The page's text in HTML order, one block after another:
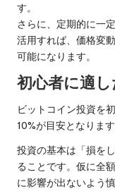
す。
さらに、定期的に一
活用すれば、価格変
可能になります。
初心者に適
ビットコイン投資を
10%が目安となります
投資の基本は「損を
ることです。仮に全
に影響が出ないよう